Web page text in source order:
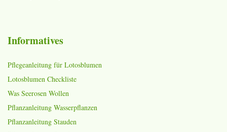
Informatives
Pflegeanleitung für Lotosblumen
Lotosblumen Checkliste
Was Seerosen Wollen
Pflanzanleitung Wasserpflanzen
Pflanzanleitung Stauden